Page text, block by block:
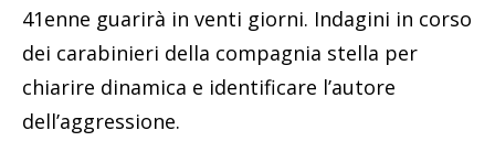
41enne guarirà in venti giorni. Indagini in corso
dei carabinieri della compagnia stella per
chiarire dinamica e identificare l’autore
dell’aggressione.